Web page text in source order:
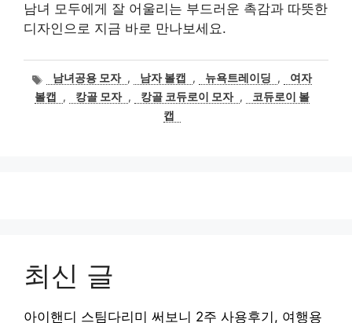
남녀 모두에게 잘 어울리는 부드러운 촉감과 따뜻한
디자인으로 지금 바로 만나보세요.
태
그
남녀공용 모자 , 남자 볼캡 , 뉴욕트레이딩 ,
여자
볼캡
, 캉골 모자 , 캉골 코듀로이 모자 ,
코듀로이 볼
캡
최신 글
아이핸디 스팀다리미 써보니 2주 사용후기, 여행용